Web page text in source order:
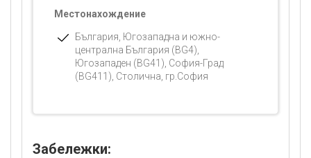
Местонахождение
България, Югозападна и южно-
централна България (BG4),
Югозападен (BG41), София-Град
(BG411), Столична, гр.София
Забележки: